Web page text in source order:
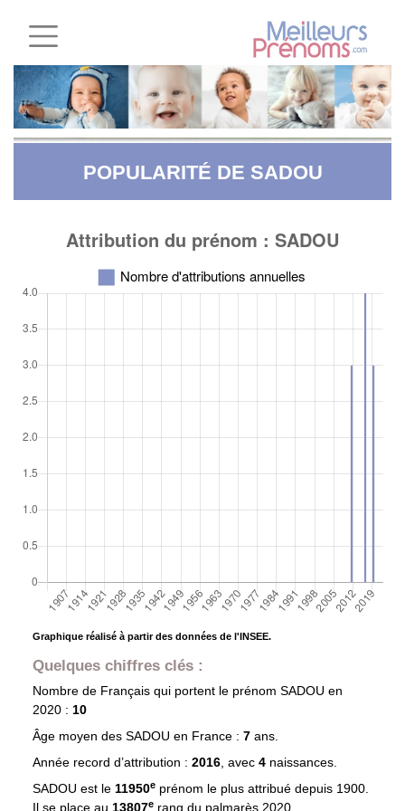
POPULARITÉ DE SADOU
Graphique réalisé à partir des données de l'INSEE.
Quelques chiffres clés :
Nombre de Français qui portent le prénom SADOU en
2020 : 10
Âge moyen des SADOU en France : 7 ans.
Année record d’attribution : 2016, avec 4 naissances.
SADOU est le 11950eprénom le plus attribué depuis 1900.
Il se place au 13807e rang du palmarès 2020.